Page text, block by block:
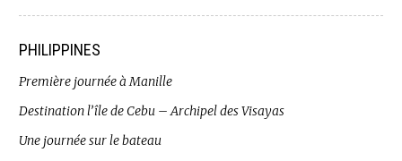
PHILIPPINES
Première journée à Manille
Destination l’île de Cebu – Archipel des Visayas
Une journée sur le bateau